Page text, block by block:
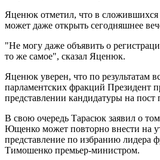
Яценюк отметил, что в сложившихся
может даже открыть сегодняшнее
"Не могу даже объявить о
то же самое", сказал Яценюк.
Яценюк уверен, что по результатам
парламентских фракций Президент
представлении кандидатуры на пост
В свою очередь Тарасюк заявил о
Ющенко может повторно внести на
представление по избранию лидера
Тимошенко премьер-министром.